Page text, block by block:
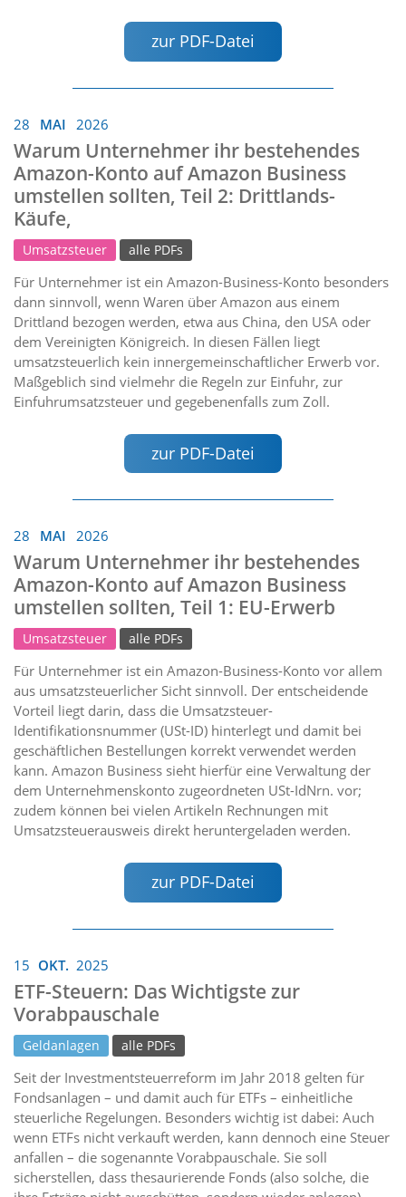
zur PDF-Datei
28 MAI 2026
Warum Unternehmer ihr bestehendes
Amazon-Konto auf Amazon Business
umstellen sollten, Teil 2: Drittlands-
Käufe,
Umsatzsteuer alle PDFs
Für Unternehmer ist ein Amazon-Business-Konto besonders
dann sinnvoll, wenn Waren über Amazon aus einem
Drittland bezogen werden, etwa aus China, den USA oder
dem Vereinigten Königreich. In diesen Fällen liegt
umsatzsteuerlich kein innergemeinschaftlicher Erwerb vor.
Maßgeblich sind vielmehr die Regeln zur Einfuhr, zur
Einfuhrumsatzsteuer und gegebenenfalls zum Zoll.
zur PDF-Datei
28 MAI 2026
Warum Unternehmer ihr bestehendes
Amazon-Konto auf Amazon Business
umstellen sollten, Teil 1: EU-Erwerb
Umsatzsteuer alle PDFs
Für Unternehmer ist ein Amazon-Business-Konto vor allem
aus umsatzsteuerlicher Sicht sinnvoll. Der entscheidende
Vorteil liegt darin, dass die Umsatzsteuer-
Identifikationsnummer (USt-ID) hinterlegt und damit bei
geschäftlichen Bestellungen korrekt verwendet werden
kann. Amazon Business sieht hierfür eine Verwaltung der
dem Unternehmenskonto zugeordneten USt-IdNrn. vor;
zudem können bei vielen Artikeln Rechnungen mit
Umsatzsteuerausweis direkt heruntergeladen werden.
zur PDF-Datei
15 OKT. 2025
ETF-Steuern: Das Wichtigste zur
Vorabpauschale
Geldanlagen alle PDFs
Seit der Investmentsteuerreform im Jahr 2018 gelten für
Fondsanlagen – und damit auch für ETFs – einheitliche
steuerliche Regelungen. Besonders wichtig ist dabei: Auch
wenn ETFs nicht verkauft werden, kann dennoch eine Steuer
anfallen – die sogenannte Vorabpauschale. Sie soll
sicherstellen, dass thesaurierende Fonds (also solche, die